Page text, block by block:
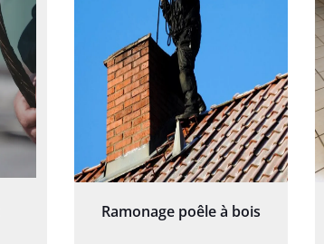
Ramonage poêle à bois